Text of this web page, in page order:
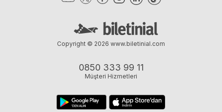
0850 333 99 11
Müşteri Hizmetleri
Copyright © 2026 www.biletinial.com